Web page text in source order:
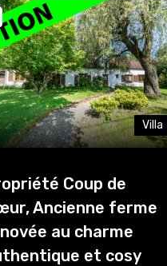
Villa
Coup de
Ancienne ferme
au charme
et cosy